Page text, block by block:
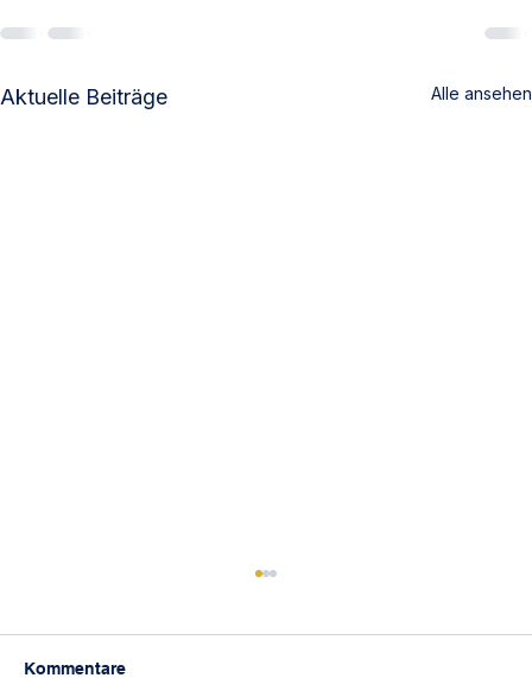
Aktuelle Beiträge Alle ansehen
Kommentare